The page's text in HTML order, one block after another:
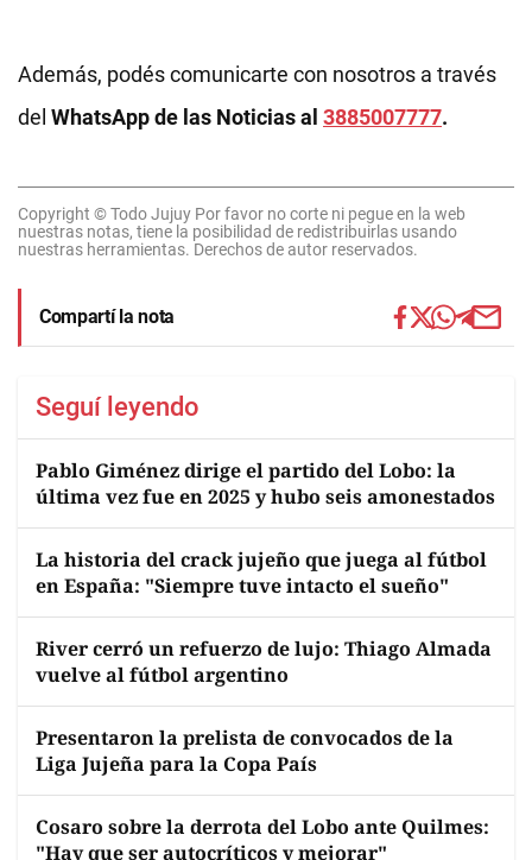
Además, podés comunicarte con nosotros a través
del WhatsApp de las Noticias al 3885007777.
Copyright © Todo Jujuy Por favor no corte ni pegue en la web
nuestras notas, tiene la posibilidad de redistribuirlas usando
nuestras herramientas. Derechos de autor reservados.
Compartí la nota
Seguí leyendo
Pablo Giménez dirige el partido del Lobo: la
última vez fue en 2025 y hubo seis amonestados
La historia del crack jujeño que juega al fútbol
en España: "Siempre tuve intacto el sueño"
River cerró un refuerzo de lujo: Thiago Almada
vuelve al fútbol argentino
Presentaron la prelista de convocados de la
Liga Jujeña para la Copa País
Cosaro sobre la derrota del Lobo ante Quilmes:
"Hay que ser autocríticos y mejorar"